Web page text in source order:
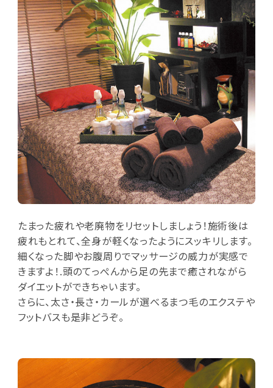
たまった疲れや老廃物をリセットしましょう！施術後は
疲れもとれて、全身が軽くなったようにスッキリします。
細くなった脚やお腹周りでマッサージの威力が実感で
きますよ！.頭のてっぺんから足の先まで癒されながら
ダイエットができちゃいます。
さらに、太さ・長さ・カールが選べるまつ毛のエクステや
フットバスも是非どうぞ。